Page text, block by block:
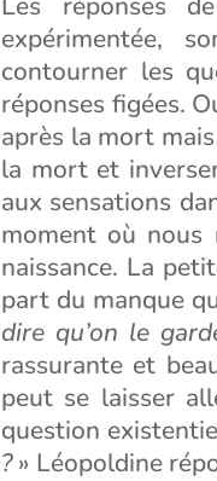
expérimentée,
contourner les
réponses figées.
après la mort
la mort et
aux sensations
moment où nous
naissance. La
part du manque
dire qu’on le
rassurante et
peut se laisser
question
?» Léopoldine